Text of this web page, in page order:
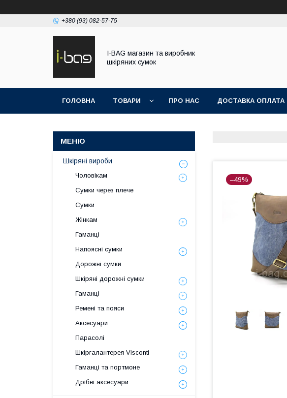
+380 (93) 082-57-75
I-BAG магазин та виробник
шкіряних сумок
ГОЛОВНА ТОВАРИ ПРО НАС ДОСТАВКА ОПЛАТА
–49%
Шкіряні вироби
Чоловікам
Сумки через плече
Сумки
Жінкам
Гаманці
Напоясні сумки
Дорожні сумки
Шкіряні дорожні сумки
Гаманці
Ремені та пояси
Аксесуари
Парасолі
Шкіргалантерея Visconti
Гаманці та портмоне
Дрібні аксесуари